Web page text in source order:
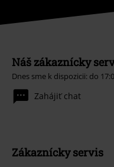
Náš zákaznícky
Dnes sme k dispozicii: do
Zahájiť chat
Zákaznícky servis